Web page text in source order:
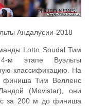
Андалусии-2018
Lotto Soudal Тим
м этапе Вуэльты
классификацию. На
финиша Тим Велленс
(Movistar), они
за 200 м до финиша